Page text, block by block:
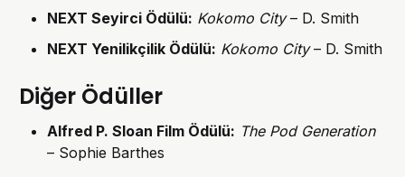
NEXTSeyirci Ödülü: Kokomo City– D. Smith
NEXT Yenilikçilik Ödülü: Kokomo City– D. Smith
Diğer Ödüller
Alfred P. Sloan Film Ödülü: The Pod Generation
– Sophie Barthes